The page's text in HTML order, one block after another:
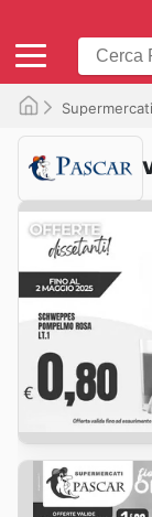
Supermercati